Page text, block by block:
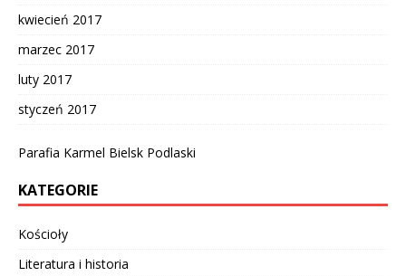
kwiecień 2017
marzec 2017
luty 2017
styczeń 2017
Parafia Karmel Bielsk Podlaski
KATEGORIE
Kościoły
Literatura i historia